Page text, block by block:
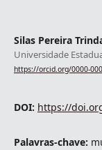
Silas Pereira
Universidade
https://orcid.org/0000-
DOI: https://
Palavras-chave: